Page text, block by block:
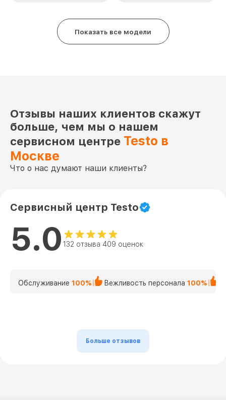
Ремонт Wi-Fi 871 TestoПоказать все модели
Отзывы наших клиентов скажут
больше, чем мы о нашем
сервисном центре Testo в
Москве
Что о нас думают наши клиенты?
Сервисный центр Testo
5.0 132 отзыва 409 оценок
Обслуживание 100% Вежливость персонала 100%
Больше отзывов